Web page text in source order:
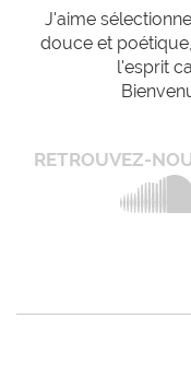
J'aime
douce et
l'esprit
RETROUVEZ-